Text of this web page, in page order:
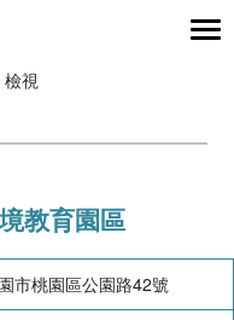
視
教育園區
市桃園區公園路42號